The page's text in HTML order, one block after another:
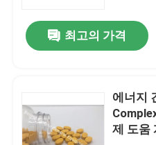
최고의 가격
에너지
제 도움